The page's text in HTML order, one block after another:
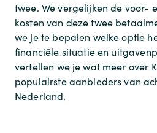
twee. We vergelijken de voor-
kosten van deze twee
we je te bepalen welke optie
financiële situatie en
vertellen we je wat meer over
populairste aanbieders van
Nederland.